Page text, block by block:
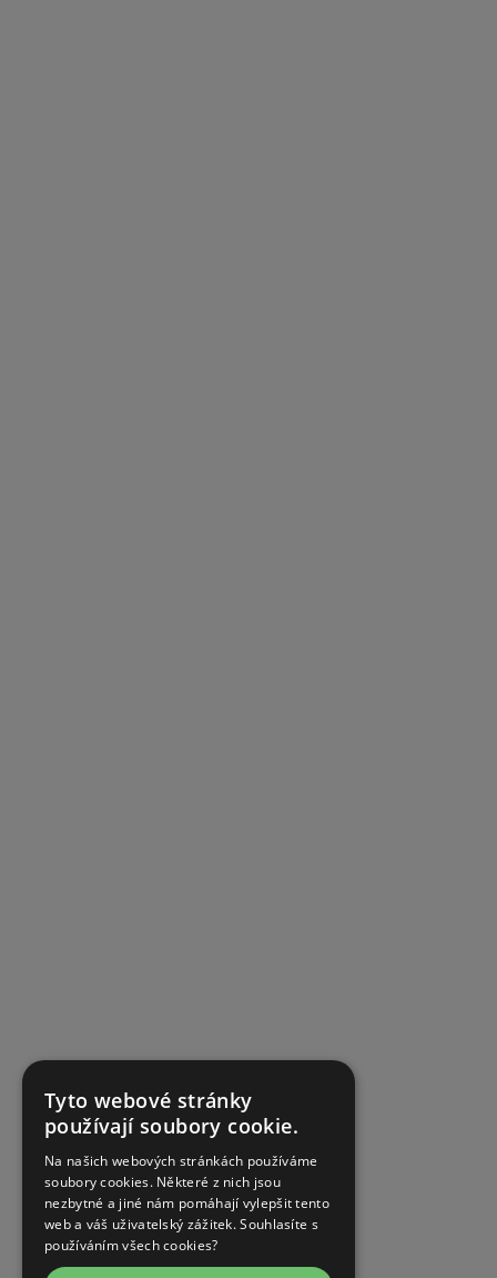
Tyto webové stránky
používají soubory cookie.
Na našich webových stránkách používáme
soubory cookies. Některé z nich jsou
nezbytné a jiné nám pomáhají vylepšit tento
web a váš uživatelský zážitek. Souhlasíte s
používáním všech cookies?